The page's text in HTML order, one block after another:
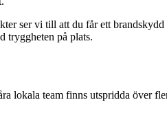
ser vi till att du får ett
tryggheten på plats.
lokala team finns utspridda över